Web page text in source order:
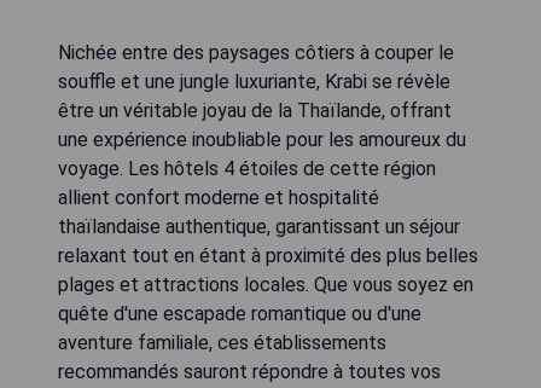
Nichée entre des paysages côtiers à couper le
souffle et une jungle luxuriante, Krabi se révèle
être un véritable joyau de la Thaïlande, offrant
une expérience inoubliable pour les amoureux du
voyage. Les hôtels 4 étoiles de cette région
allient confort moderne et hospitalité
thaïlandaise authentique, garantissant un séjour
relaxant tout en étant à proximité des plus belles
plages et attractions locales. Que vous soyez en
quête d'une escapade romantique ou d'une
aventure familiale, ces établissements
recommandés sauront répondre à toutes vos